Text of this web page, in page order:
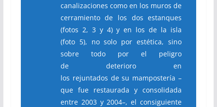
canalizaciones como en los muros de
cerramiento de los dos estanques
(fotos 2, 3 y 4) y en los de la isla
(foto 5), no solo por estética, sino
sobre todo por el peligro
de deterioro en
los rejuntados de su mampostería –
que fue restaurada y consolidada
entre 2003 y 2004–, el consiguiente